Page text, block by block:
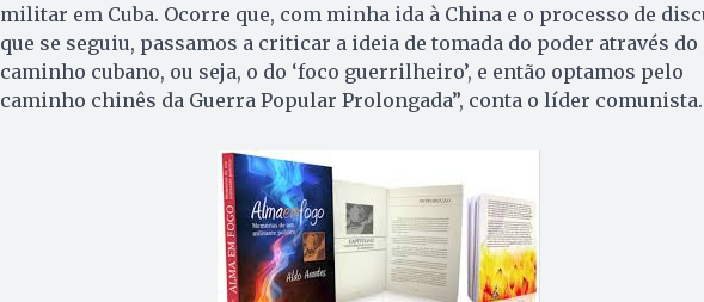
militar em Cuba. Ocorre que, com minha ida à China e o processo de
que se seguiu, passamos a criticar a ideia de tomada do poder através do
caminho cubano, ou seja, o do ‘foco guerrilheiro’, e então optamos pelo
caminho chinês da Guerra Popular Prolongada”, conta o líder comunista.